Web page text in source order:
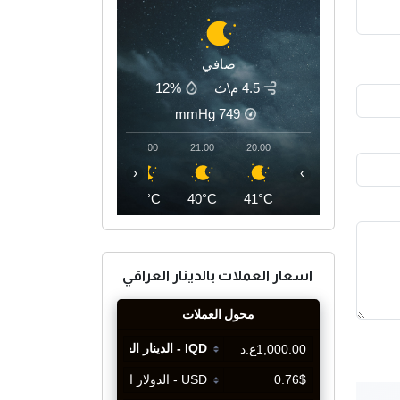
صافي
4.5 م\ث
12%
749
mmHg
20:00
41°C
21:00
40°C
22:00
39°C
‹ ›
اسعار العملات بالدينار العراقي